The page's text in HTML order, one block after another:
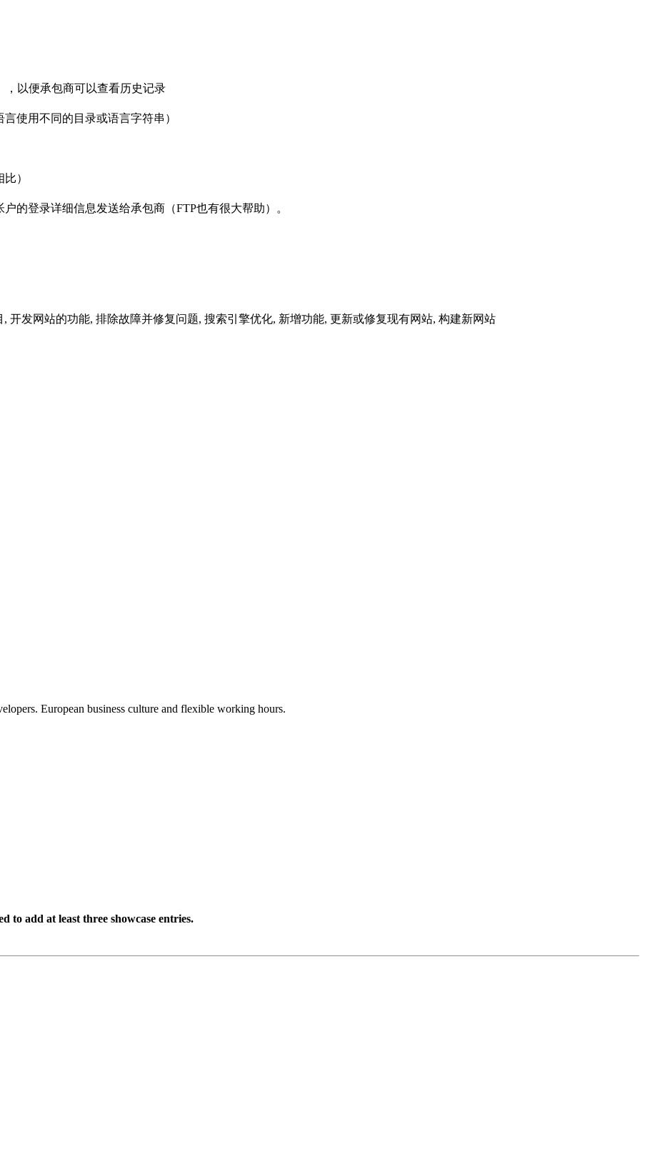
，以便承包商可以查看历史记录
使用不同的目录或语言字符串）
）
的登录详细信息发送给承包商（FTP也有很大帮助）。
开发网站的功能, 排除故障并修复问题, 搜索引擎优化, 新增功能, 更新或修复现有网站, 构建新网站
European business culture and flexible working hours.
to add at least three showcase entries.